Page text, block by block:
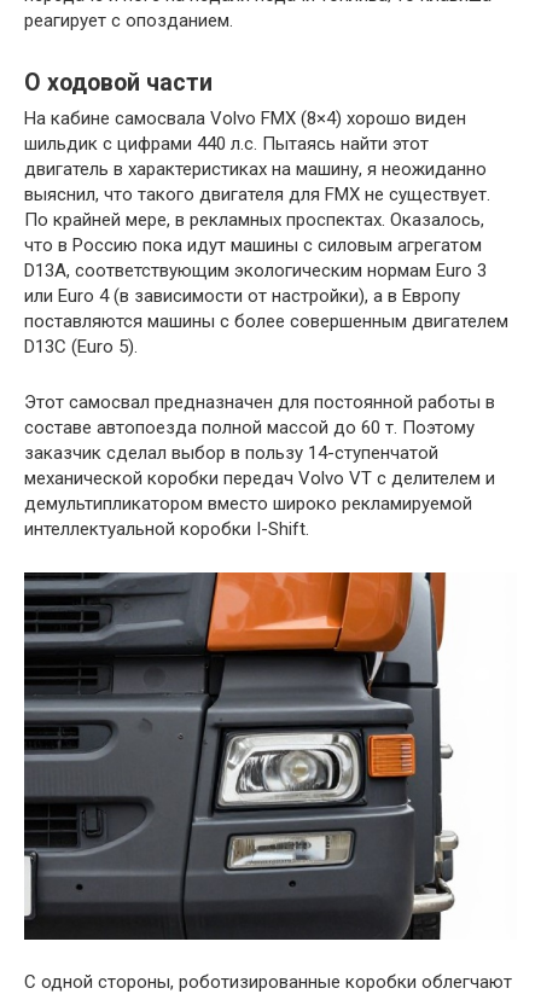
реагирует с опозданием.
О ходовой части
На кабине самосвала Volvo FMX (8×4) хорошо виден
шильдик с цифрами 440 л.с. Пытаясь найти этот
двигатель в характеристиках на машину, я неожиданно
выяснил, что такого двигателя для FMX не существует.
По крайней мере, в рекламных проспектах. Оказалось,
что в Россию пока идут машины с силовым агрегатом
D13A, соответствующим экологическим нормам Euro 3
или Euro 4 (в зависимости от настройки), а в Европу
поставляются машины с более совершенным двигателем
D13C (Euro 5).
Этот самосвал предназначен для постоянной работы в
составе автопоезда полной массой до 60 т. Поэтому
заказчик сделал выбор в пользу 14-ступенчатой
механической коробки передач Volvo VT с делителем и
демультипликатором вместо широко рекламируемой
интеллектуальной коробки I-Shift.
С одной стороны, роботизированные коробки облегчают